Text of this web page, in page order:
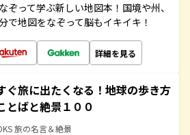
ぞって学ぶ新しい地図本！国境や州、
で地図をなぞって脳もイキイキ！
詳細を見る
ぐ旅に出たくなる！地球の歩き方
とばと絶景１００
旅の名言＆絶景